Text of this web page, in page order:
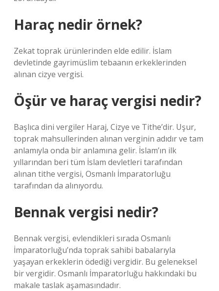
Haraç nedir örnek?
Zekat toprak ürünlerinden elde edilir. İslam
devletinde gayrimüslim tebaanın erkeklerinden
alınan cizye vergisi.
Öşür ve haraç vergisi nedir?
Başlıca dini vergiler Haraj, Cizye ve Tithe’dir. Uşur,
toprak mahsullerinden alınan verginin adıdır ve tam
anlamıyla onda bir anlamına gelir. İslam’ın ilk
yıllarından beri tüm İslam devletleri tarafından
alınan tithe vergisi, Osmanlı İmparatorluğu
tarafından da alınıyordu.
Bennak vergisi nedir?
Bennak vergisi, evlendikleri sırada Osmanlı
İmparatorluğu’nda toprak sahibi babalarıyla
yaşayan erkeklerin ödediği vergidir. Bu geleneksel
bir vergidir. Osmanlı İmparatorluğu hakkındaki bu
makale taslak aşamasındadır.